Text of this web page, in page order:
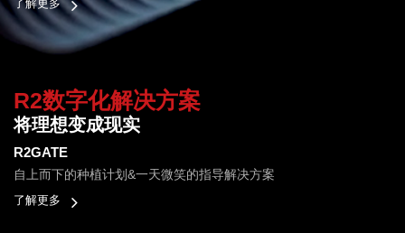
了解更多
R2数字化解决方案
将理想变成现实
R2GATE
自上而下的种植计划&一天微笑的指导解决方案
了解更多